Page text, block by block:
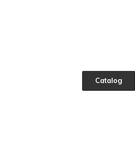
Catalog